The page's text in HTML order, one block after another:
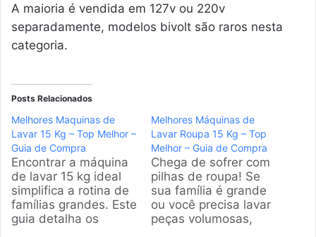
A maioria é vendida em 127v ou 220v
separadamente, modelos bivolt são raros nesta
categoria.
Posts Relacionados
Melhores Maquinas de
Lavar 15 Kg – Top Melhor –
Guia de Compra
Encontrar a máquina
de lavar 15 kg ideal
simplifica a rotina de
famílias grandes. Este
guia detalha os
Melhores Máquinas de
Lavar Roupa 15 Kg – Top
Melhor – Guia de Compra
Chega de sofrer com
pilhas de roupa! Se
sua família é grande
ou você precisa lavar
peças volumosas,